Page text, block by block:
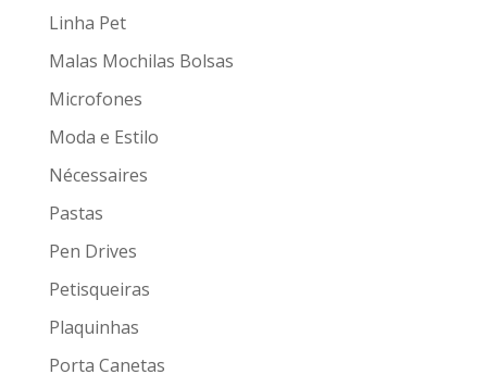
Linha Pet
Malas Mochilas Bolsas
Microfones
Moda e Estilo
Nécessaires
Pastas
Pen Drives
Petisqueiras
Plaquinhas
Porta Canetas